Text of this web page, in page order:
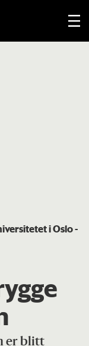
i Oslo-
er blitt